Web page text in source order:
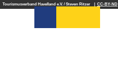
ZTourismusverband Havelland e.V. / Steven Ritzer | CC-BY-ND